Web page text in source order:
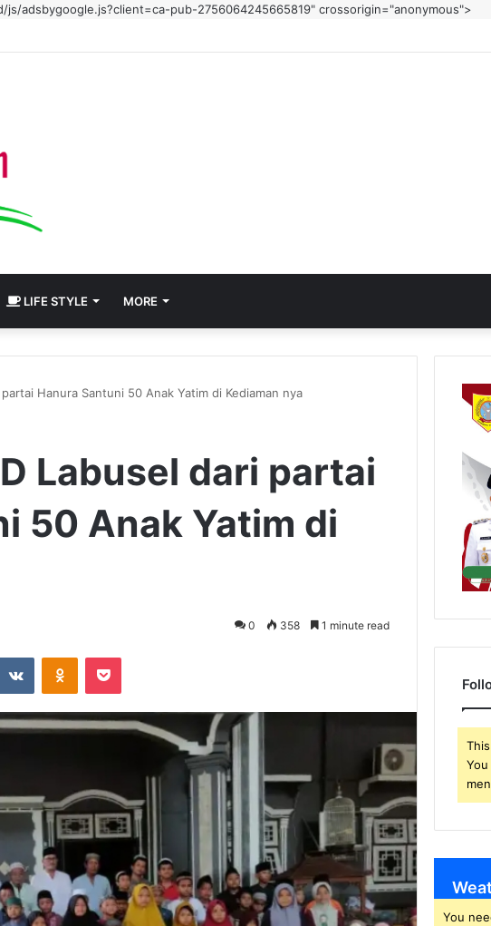
adsbygoogle.js?client=ca-pub-2756064245665819" crossorigin="anonymous">
LIFE STYLE MORE
Hanura Santuni 50 Anak Yatim di Kediaman nya
Labusel dari partai
50 Anak Yatim di
0 358 1 minute read
VKontakteOdnoklassniki
Pocket
You